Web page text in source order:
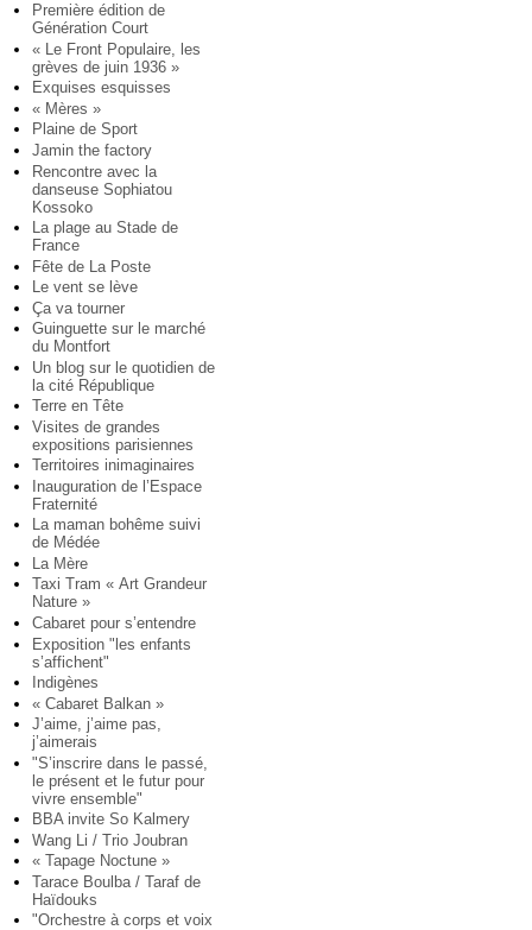
Première édition de
Génération Court
« Le Front Populaire, les
grèves de juin 1936 »
Exquises esquisses
« Mères »
Plaine de Sport
Jamin the factory
Rencontre avec la
danseuse Sophiatou
Kossoko
La plage au Stade de
France
Fête de La Poste
Le vent se lève
Ça va tourner
Guinguette sur le marché
du Montfort
Un blog sur le quotidien de
la cité République
Terre en Tête
Visites de grandes
expositions parisiennes
Territoires inimaginaires
Inauguration de l’Espace
Fraternité
La maman bohême suivi
de Médée
La Mère
Taxi Tram « Art Grandeur
Nature »
Cabaret pour s’entendre
Exposition "les enfants
s’affichent"
Indigènes
« Cabaret Balkan »
J’aime, j’aime pas,
j’aimerais
"S’inscrire dans le passé,
le présent et le futur pour
vivre ensemble"
BBA invite So Kalmery
Wang Li / Trio Joubran
« Tapage Noctune »
Tarace Boulba / Taraf de
Haïdouks
"Orchestre à corps et voix